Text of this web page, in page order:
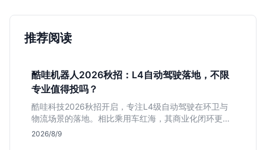
推荐阅读
酷哇机器人2026秋招：L4自动驾驶落地，不限
专业值得投吗？
酷哇科技2026秋招开启，专注L4级自动驾驶在环卫与
物流场景的落地。相比乘用车红海，其商业化闭环更清
晰，现金流相对健康。本文解读其业务模式、岗位稳定
2026/8/9